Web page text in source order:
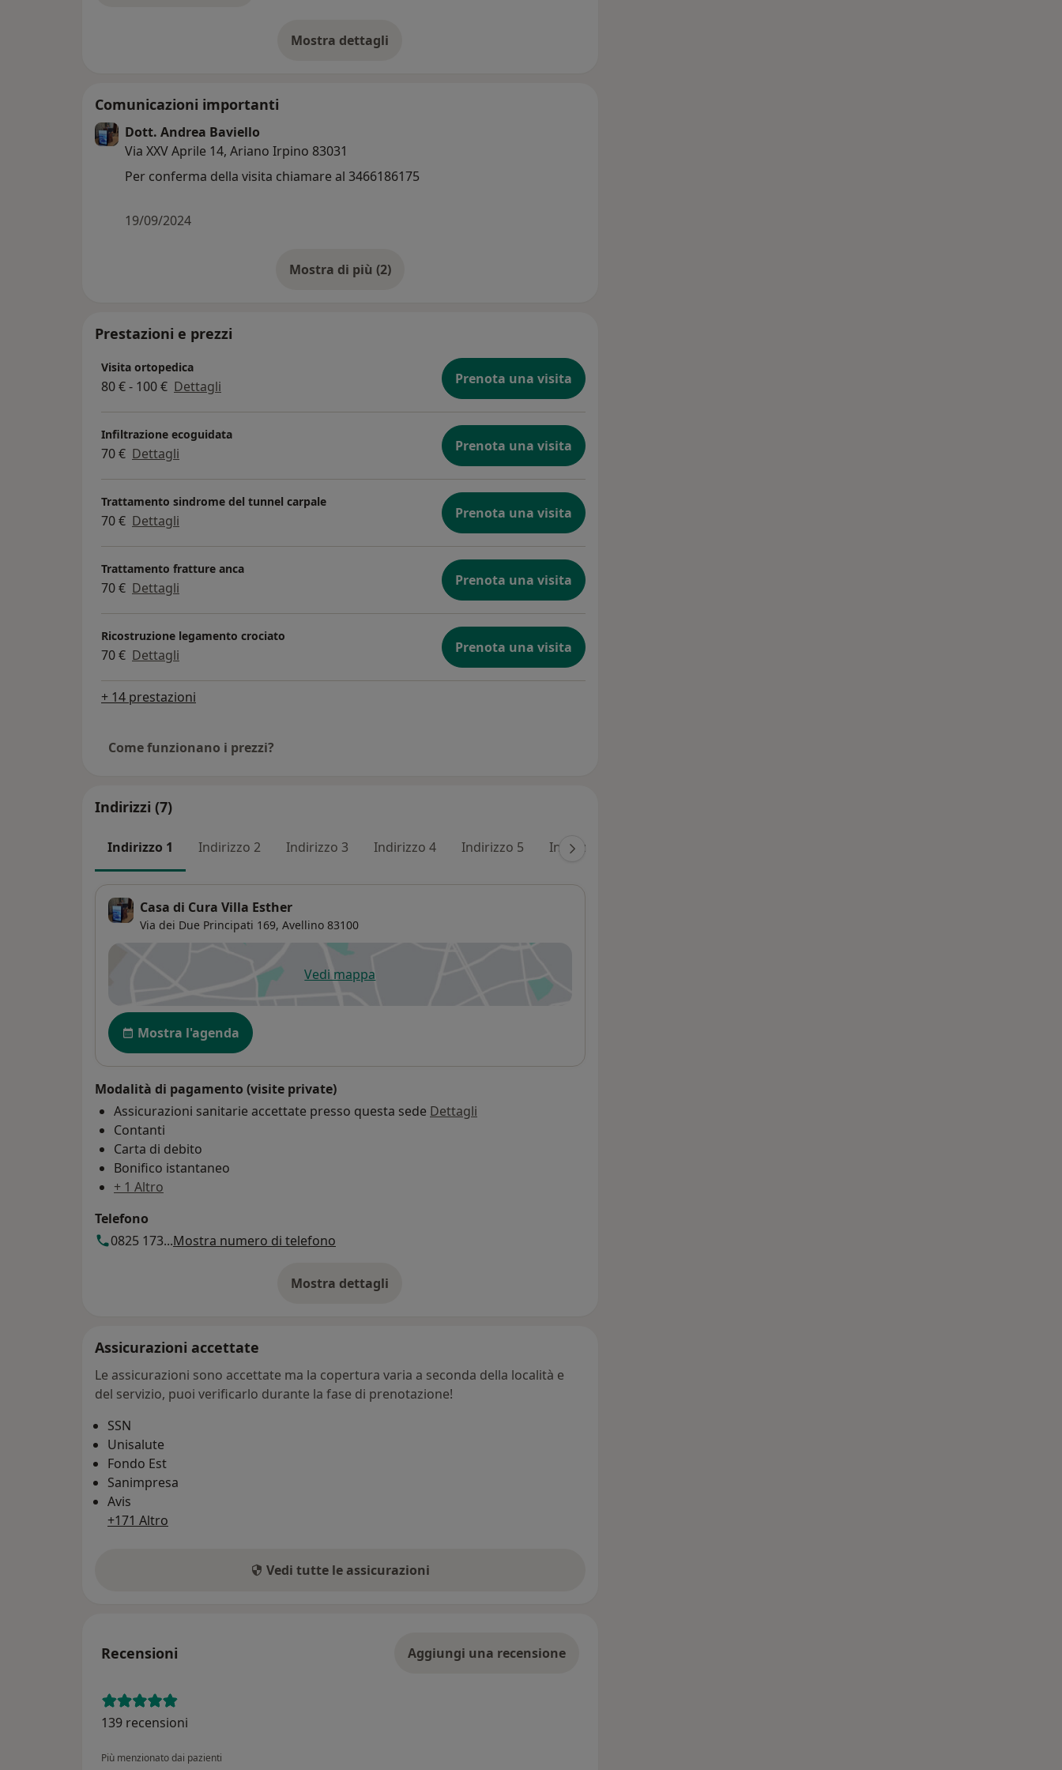
Mostra dettagli
sull'esperienza
Comunicazioni importanti
Dott. Andrea Baviello
Via XXV Aprile 14, Ariano Irpino 83031
Per conferma della visita chiamare al 3466186175
19/09/2024
Mostra di più (2)
Prestazioni e prezzi
Visita ortopedica
80 € - 100 € Dettagli Prenota una visita
Infiltrazione ecoguidata
70 € Dettagli Prenota una visita
Trattamento sindrome del tunnel carpale
70 € Dettagli Prenota una visita
Trattamento fratture anca
70 € Dettagli Prenota una visita
Ricostruzione legamento crociato
70 € Dettagli Prenota una visita
+ 14 prestazioni
Come funzionano i prezzi?
Indirizzi (7)
Indirizzo 1 Indirizzo 2 Indirizzo 3 Indirizzo 4 Indirizzo 5 Indirizzo 6
Casa di Cura Villa Esther
Via dei Due Principati 169, Avellino 83100
Vedi mappasi apre in una nuova scheda
Disponibilità
Mostra l'agenda
Modalità di pagamento (visite private)
Assicurazioni sanitarie accettate presso questa sede Dettagli
Contanti
Carta di debito
Bonifico istantaneo
+ 1 Altro
Telefono
0825 173...Mostra numero di telefono
Mostra dettagli
sull'indirizzo
Assicurazioni accettate
Le assicurazioni sono accettate ma la copertura varia a seconda della località e
del servizio, puoi verificarlo durante la fase di prenotazione!
SSN
Unisalute
Fondo Est
Sanimpresa
Avis
+171 Altro
Vedi tutte le assicurazioni
Recensioni Aggiungi una recensione
139 recensioni
Più menzionato dai pazienti